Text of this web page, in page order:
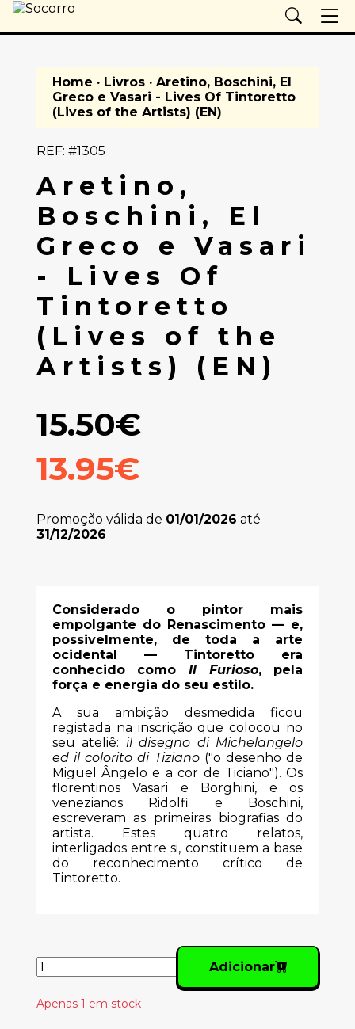
Home · Livros· Aretino, Boschini, El
Greco e Vasari - Lives Of Tintoretto
(Lives of the Artists) (EN)
REF: #1305
Aretino,
Boschini, El
Greco e Vasari
- Lives Of
Tintoretto
(Lives of the
Artists) (EN)
15.50€
13.95€
Promoção válida de 01/01/2026 até
31/12/2026
Considerado o pintor mais
empolgante do Renascimento — e,
possivelmente, de toda a arte
ocidental — Tintoretto era
conhecido como Il Furioso, pela
força e energia do seu estilo.
A sua ambição desmedida ficou
registada na inscrição que colocou no
seu ateliê: il disegno di Michelangelo
ed il colorito di Tiziano("o desenho de
Miguel Ângelo e a cor de Ticiano"). Os
florentinos Vasari e Borghini, e os
venezianos Ridolfi e Boschini,
escreveram as primeiras biografias do
artista. Estes quatro relatos,
interligados entre si, constituem a base
do reconhecimento crítico de
Tintoretto.
Adicionar
Apenas 1 em stock